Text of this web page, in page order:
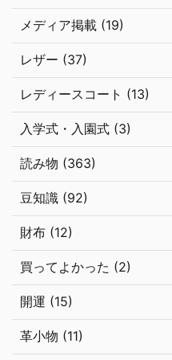
メディア掲載 (19)
レザー (37)
レディースコート (13)
入学式・入園式 (3)
読み物 (363)
豆知識 (92)
財布 (12)
買ってよかった (2)
開運 (15)
革小物 (11)